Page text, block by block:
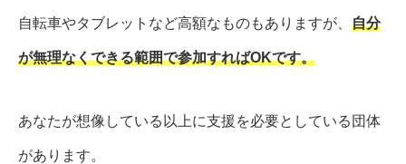
自転車やタブレットなど高額なものもありますが、 自分
が無理なくできる範囲で参加すればOKです。
あなたが想像している以上に支援を必要としている団体
があります。